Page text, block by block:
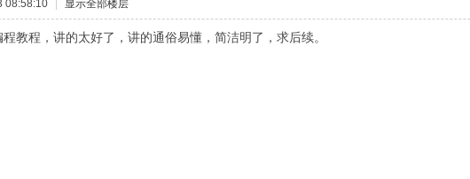
08:58:10 显示全部楼层
教程，讲的太好了，讲的通俗易懂，简洁明了，求后续。